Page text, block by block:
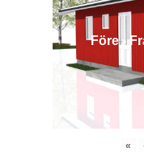
Före -
«